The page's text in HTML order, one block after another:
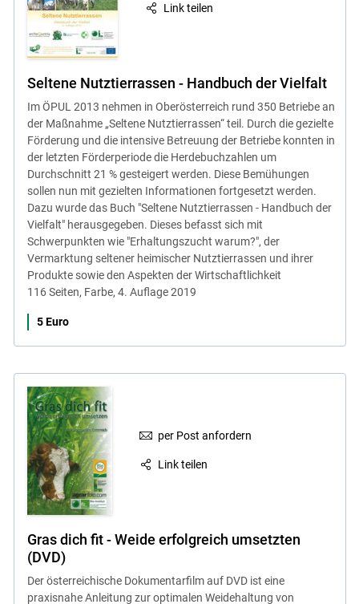
Link teilen
Seltene Nutztierrassen - Handbuch der Vielfalt
Im ÖPUL 2013 nehmen in Oberösterreich rund 350 Betriebe an
der Maßnahme „Seltene Nutztierrassen“ teil. Durch die gezielte
Förderung und die intensive Betreuung der Betriebe konnten in
der letzten Förderperiode die Herdebuchzahlen um
Durchschnitt 21 % gesteigert werden. Diese Bemühungen
sollen nun mit gezielten Informationen fortgesetzt werden.
Dazu wurde das Buch "Seltene Nutztierrassen - Handbuch der
Vielfalt" herausgegeben. Dieses befasst sich mit
Schwerpunkten wie "Erhaltungszucht warum?", der
Vermarktung seltener heimischer Nutztierrassen und ihrer
Produkte sowie den Aspekten der Wirtschaftlichkeit
116 Seiten, Farbe, 4. Auflage 2019
5 Euro
per Post anfordern
Link teilen
Gras dich fit - Weide erfolgreich umsetzten
(DVD)
Der österreichische Dokumentarfilm auf DVD ist eine
praxisnahe Anleitung zur optimalen Weidehaltung von